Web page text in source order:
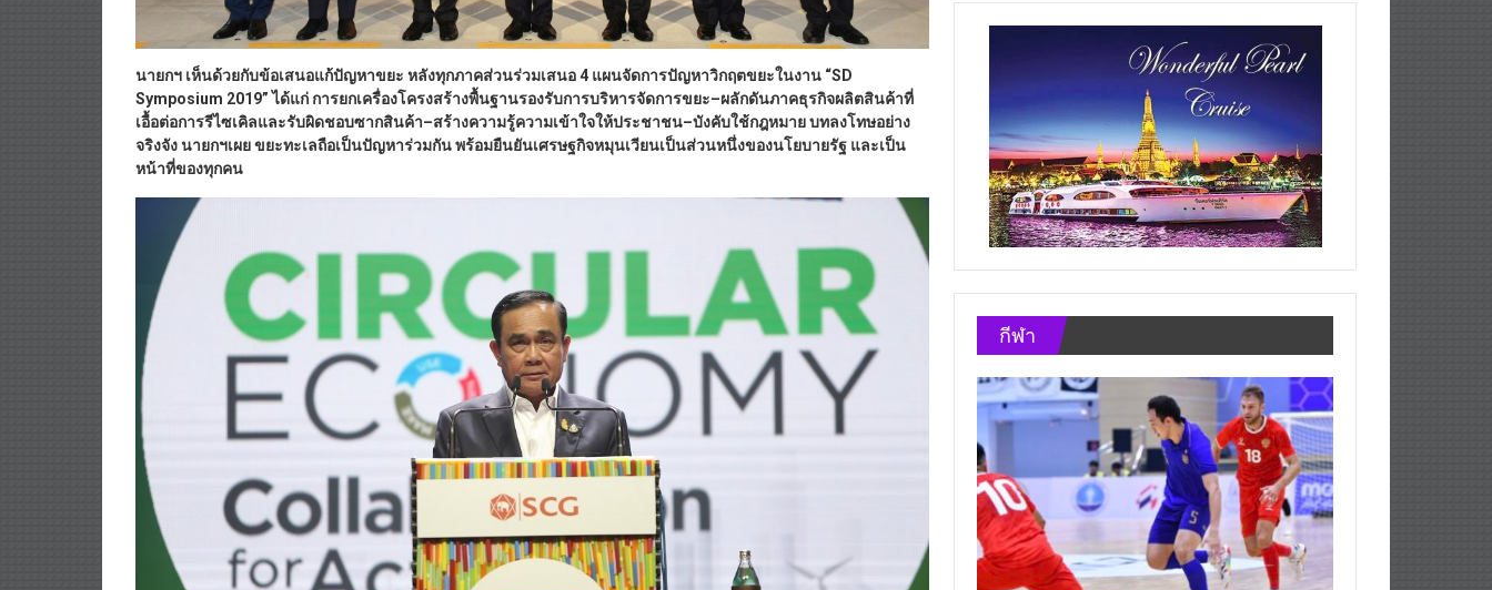
นายกฯ เห็นด้วยกับข้อเสนอแก้ปัญหาขยะ หลังทุกภาคส่วนร่วมเสนอ4 แผนจัดการปัญหาวิกฤตขยะในงาน “SD
Symposium 2019” ได้แก่ การยกเครื่องโครงสร้างพื้นฐานรองรับการบริหารจัดการขยะ–ผลักดันภาคธุรกิจผลิตสินค้าที่
เอื้อต่อการรีไซเคิลและรับผิดชอบซากสินค้า–สร้างความรู้ความเข้าใจให้ประชาชน–บังคับใช้กฎหมาย บทลงโทษอย่าง
จริงจัง นายกฯเผย ขยะทะเลถือเป็นปัญหาร่วมกัน พร้อมยืนยันเศรษฐกิจหมุนเวียนเป็นส่วนหนึ่งของนโยบายรัฐ และเป็น
หน้าที่ของทุกคน
กีฬา